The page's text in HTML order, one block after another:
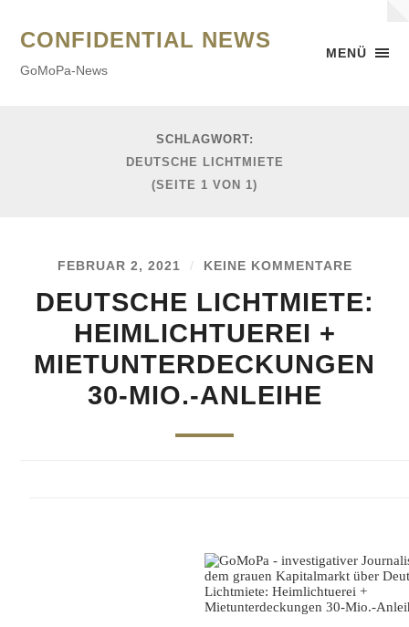
MENÜ
CONFIDENTIAL NEWS
GoMoPa-News
SCHLAGWORT:
DEUTSCHE LICHTMIETE
(SEITE 1 VON 1)
FEBRUAR 2, 2021 / KEINE KOMMENTARE
DEUTSCHE LICHTMIETE:
HEIMLICHTUEREI +
MIETUNTERDECKUNGEN
30-MIO.-ANLEIHE